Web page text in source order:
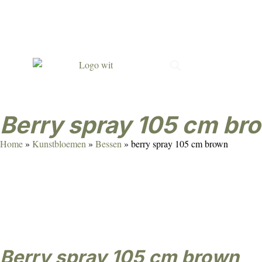
berry spray 105 cm
Home» Kunstbloemen » Bessen » berry spray 105 cm brown
berry spray 105 cm brown